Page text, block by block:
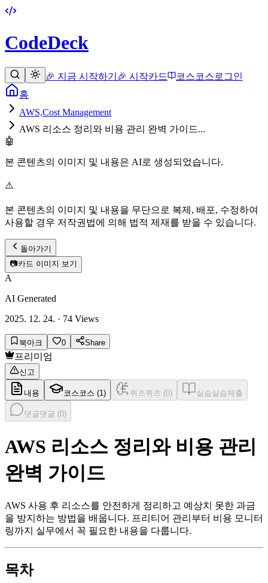
CodeDeck
🎉 지금 시작하기 🎉 시작카드 코스코스로그인
홈
AWS,Cost Management
AWS 리소스 정리와 비용 관리 완벽 가이드...
🤖
본 콘텐츠의 이미지 및 내용은 AI로 생성되었습니다.
⚠️
본 콘텐츠의 이미지 및 내용을 무단으로 복제, 배포, 수정하여
사용할 경우 저작권법에 의해 법적 제재를 받을 수 있습니다.
돌아가기
📷카드 이미지 보기
A
AI Generated
2025. 12. 24. · 74 Views
북마크 0 Share
프리미엄
신고
내용 코스 코스 (1 ) 퀴즈퀴즈 (0) 실습실습제출
댓글댓글 (0)
AWS 리소스 정리와 비용 관리
완벽 가이드
AWS 사용 후 리소스를 안전하게 정리하고 예상치 못한 과금
을 방지하는 방법을 배웁니다. 프리티어 관리부터 비용 모니터
링까지 실무에서 꼭 필요한 내용을 다룹니다.
목차